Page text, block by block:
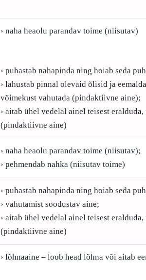
› naha heaolu parandav toime (niisutav)
› puhastab nahapinda ning hoiab seda
› lahustab pinnal olevaid õlisid ja
võimekust vahutada (pindaktiivne aine);
› aitab ühel vedelal ainel teisest
(pindaktiivne aine)
› naha heaolu parandav toime (niisutav);
› pehmendab nahka (niisutav toime)
› puhastab nahapinda ning hoiab seda
› vahutamist soodustav aine;
› aitab ühel vedelal ainel teisest
(pindaktiivne aine)
› lõhnaaine – loob head lõhna või aitab